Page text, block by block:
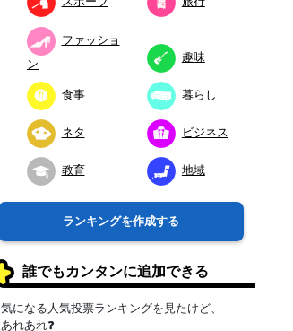
ファッショ
ン
趣味
食事 暮らし
ネタ ビジネス
教育 地域
ランキングを作成する
誰でもカンタンに追加できる
気になる人気投票ランキングを見たけど、
あれあれ❓